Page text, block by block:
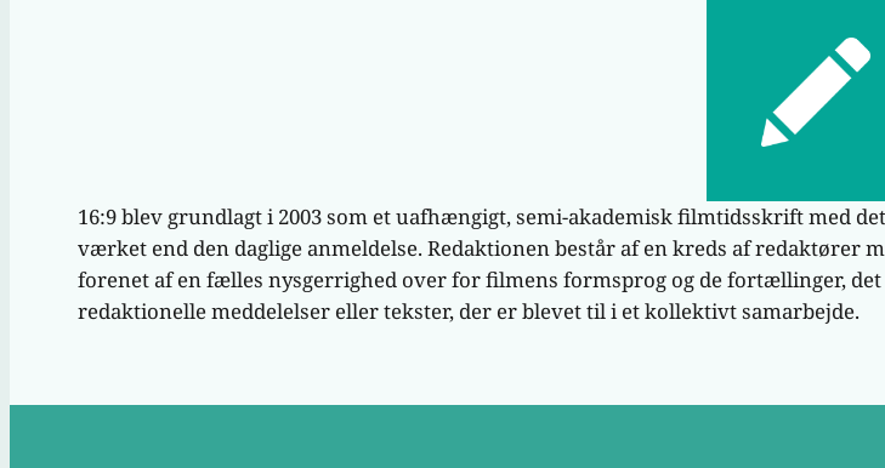
16:9 blev grundlagt i 2003 som et uafhængigt, semi-akademisk filmtidsskrift med
værket end den daglige anmeldelse. Redaktionen består af en kreds af
forenet af en fælles nysgerrighed over for filmens formsprog og de fortællinger,
redaktionelle meddelelser eller tekster, der er blevet til i et kollektivt samarbejde.